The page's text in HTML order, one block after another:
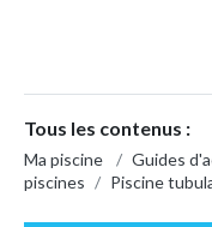
Tous les contenus :
Ma piscine / Guides
piscines / Piscine